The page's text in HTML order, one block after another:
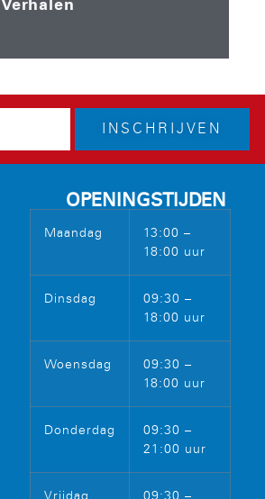
Verhalen
INSCHRIJVEN
OPENINGSTIJDEN
Maandag
13:00 –
18:00 uur
Dinsdag
09:30 –
18:00 uur
Woensdag
09:30 –
18:00 uur
Donderdag
09:30 –
21:00 uur
Vrijdag 09:30 –